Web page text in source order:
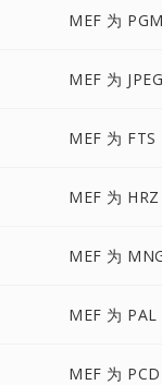
MEF 为
MEF 为
MEF 为 FTS
MEF 为 HRZ
MEF 为
MEF 为 PAL
MEF 为 PCD